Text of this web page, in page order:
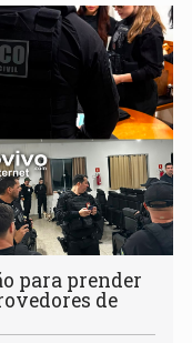
para prender
de